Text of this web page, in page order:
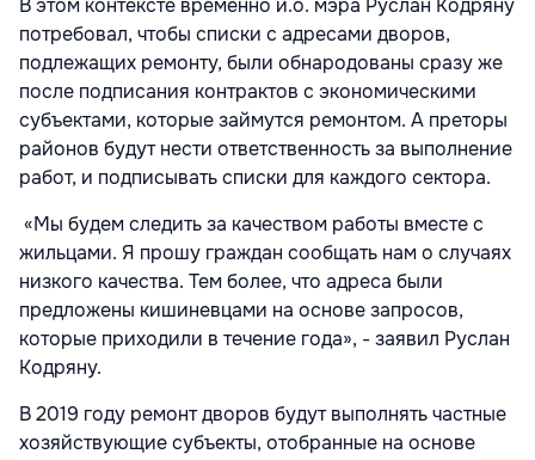
В этом контексте временно и.о. мэра Руслан Кодряну
потребовал, чтобы списки с адресами дворов,
подлежащих ремонту, были обнародованы сразу же
после подписания контрактов с экономическими
субъектами, которые займутся ремонтом. А преторы
районов будут нести ответственность за выполнение
работ, и подписывать списки для каждого сектора.
«Мы будем следить за качеством работы вместе с
жильцами. Я прошу граждан сообщать нам о случаях
низкого качества. Тем более, что адреса были
предложены кишиневцами на основе запросов,
которые приходили в течение года», - заявил Руслан
Кодряну.
В 2019 году ремонт дворов будут выполнять частные
хозяйствующие субъекты, отобранные на основе